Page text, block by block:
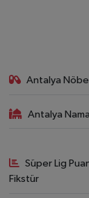
Antalya
Antalya
Süper Lig
Fikstür